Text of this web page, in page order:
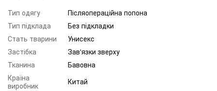
Тип одягу
Післяопераційна попона
Тип підклада
Без підкладки
Стать тварини
Унисекс
Застібка
Зав'язки зверху
Тканина
Бавовна
Країна
виробник
Китай